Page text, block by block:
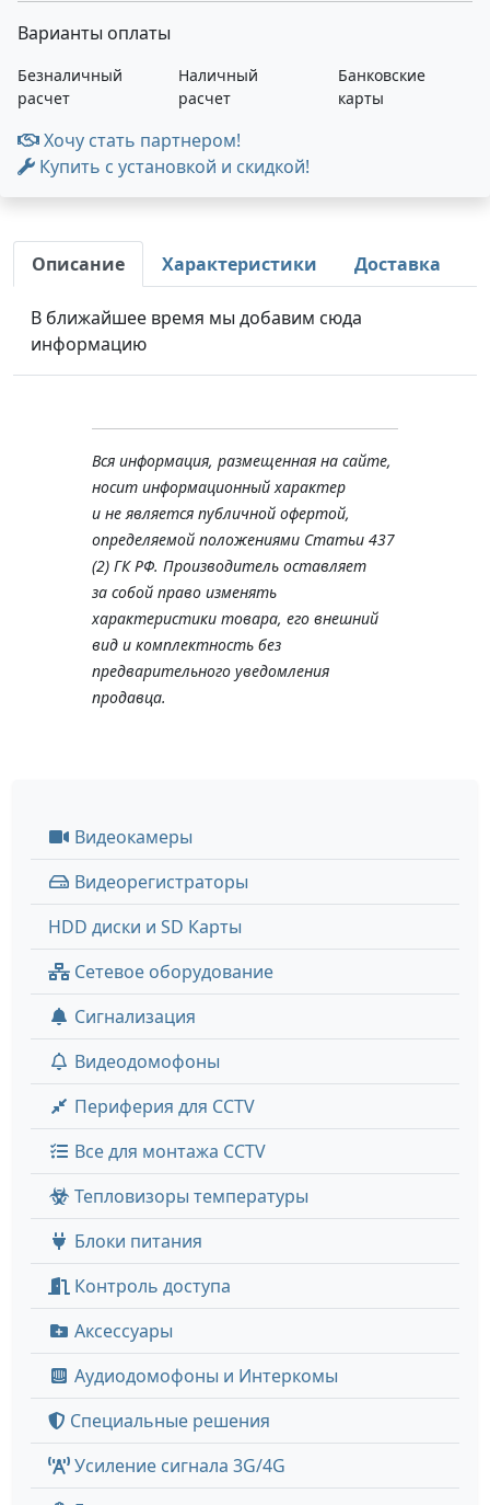
Варианты оплаты
Безналичный
расчет
Наличный
расчет
Банковские
карты
Хочу стать партнером!
Купить с установкой и скидкой!
Описание Характеристики Доставка
В ближайшее время мы добавим сюда
информацию
Вся информация, размещенная на сайте,
носит информационный характер
и не является публичной офертой,
определяемой положениями Статьи 437
(2) ГК РФ. Производитель оставляет
за собой право изменять
характеристики товара, его внешний
вид и комплектность без
предварительного уведомления
продавца.
Видеокамеры
Видеорегистраторы
HDD диски и SD Карты
Сетевое оборудование
Сигнализация
Видеодомофоны
Периферия для CCTV
Все для монтажа CCTV
Тепловизоры температуры
Блоки питания
Контроль доступа
Аксессуары
Аудиодомофоны и Интеркомы
Специальные решения
Усиление сигнала 3G/4G